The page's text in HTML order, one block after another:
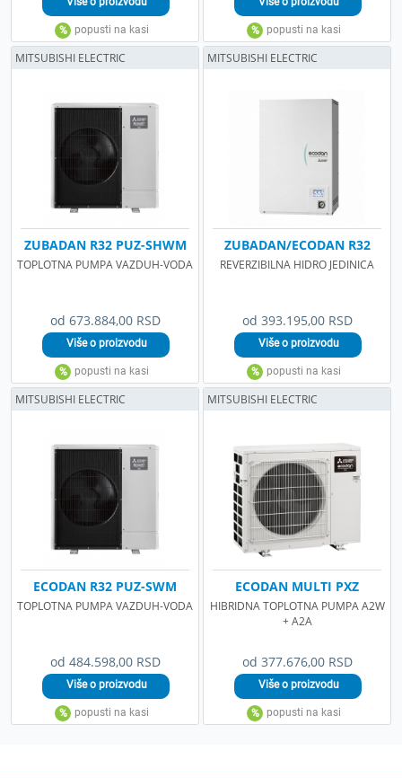
od 673.884,00 RSD
ZUBADAN R32 PUZ-SHWM
TOPLOTNA PUMPA VAZDUH-VODA
MITSUBISHI ELECTRIC
od 393.195,00 RSD
ZUBADAN/ECODAN R32
REVERZIBILNA HIDRO JEDINICA
MITSUBISHI ELECTRIC
od 484.598,00 RSD
ECODAN R32 PUZ-SWM
TOPLOTNA PUMPA VAZDUH-VODA
MITSUBISHI ELECTRIC
od 377.676,00 RSD
ECODAN MULTI PXZ
HIBRIDNA TOPLOTNA PUMPA A2W
+ A2A
MITSUBISHI ELECTRIC